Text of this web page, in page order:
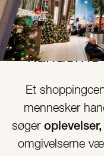
Skab
Et
mennesker
søger
omgivelserne